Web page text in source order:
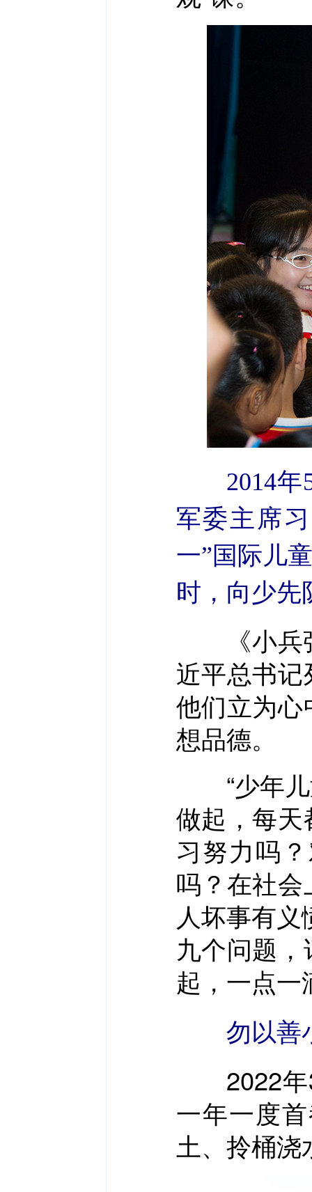
2014
军委主席
一”国际儿
时，向少先
《小兵
近平总书
他们立为
想品德。
“少年儿
做起，每
习努力吗
吗？在社
人坏事有
九个问题
起，一点
勿以善
2022年3
一年一度
土、拎桶